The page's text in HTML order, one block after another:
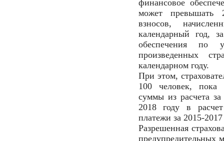
финансовое
может превышать
взносов,
календарный год,
обеспечения по
произведенных
календарном году.
При этом,
100 человек, пока
суммы из расчета
2018 году в
платежи за 2015-
Разрешенная
предупредительных